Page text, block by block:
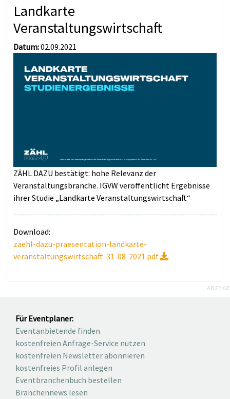
Landkarte
Veranstaltungswirtschaft
Datum:02.09.2021
ZÄHL DAZU bestätigt: hohe Relevanz der
Veranstaltungsbranche. IGVW veröffentlicht Ergebnisse
ihrer Studie „Landkarte Veranstaltungswirtschaft“
Download:
zaehl-dazu-praesentation-landkarte-
veranstaltungswirtschaft-31-08-2021.pdf
ANZEIGE
Für Eventplaner:
Eventanbietende finden
kostenfreien Anfrage-Service nutzen
kostenfreien Newsletter abonnieren
kostenfreies Profil anlegen
Eventbranchenbuch bestellen
Branchennews lesen